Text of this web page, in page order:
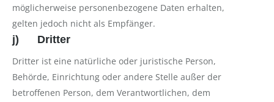
möglicherweise personenbezogene Daten erhalten,
gelten jedoch nicht als Empfänger.
j) Dritter
Dritter ist eine natürliche oder juristische Person,
Behörde, Einrichtung oder andere Stelle außer der
betroffenen Person, dem Verantwortlichen, dem